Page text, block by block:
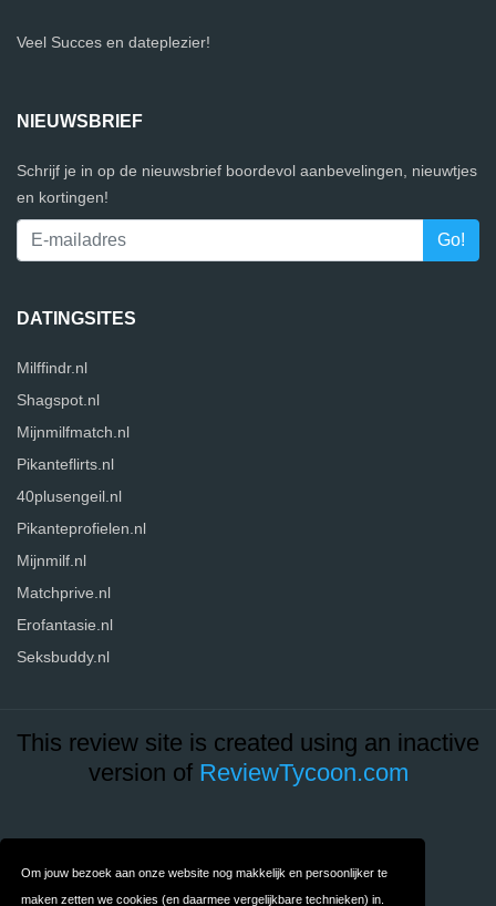
Om jouw bezoek aan onze website nog makkelijk en persoonlijker te
maken zetten we cookies (en daarmee vergelijkbare technieken) in.
Veel Succes en dateplezier!
NIEUWSBRIEF
Schrijf je in op de nieuwsbrief boordevol aanbevelingen, nieuwtjes
en kortingen!
DATINGSITES
Milffindr.nl
Shagspot.nl
Mijnmilfmatch.nl
Pikanteflirts.nl
40plusengeil.nl
Pikanteprofielen.nl
Mijnmilf.nl
Matchprive.nl
Erofantasie.nl
Seksbuddy.nl
This review site is created using an inactive
version of ReviewTycoon.com
Privacy Algemene